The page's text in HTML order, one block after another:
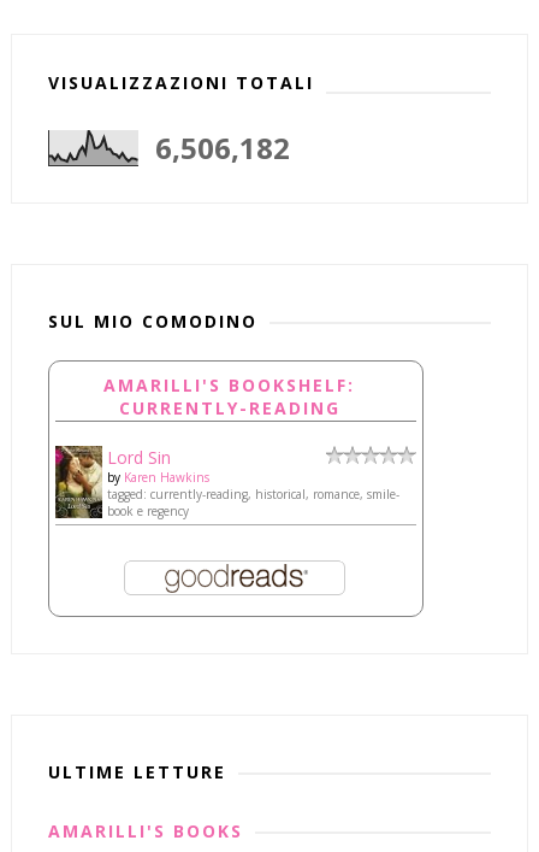
VISUALIZZAZIONI TOTALI
6,506,182
SUL MIO COMODINO
AMARILLI'S BOOKSHELF:
CURRENTLY-READING
Lord Sin
by Karen Hawkins
tagged: currently-reading, historical, romance, smile-
book e regency
ULTIME LETTURE
AMARILLI'S BOOKS